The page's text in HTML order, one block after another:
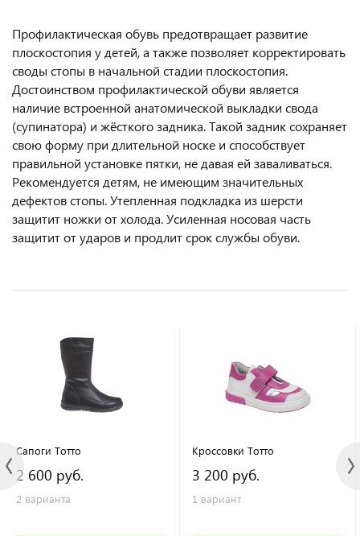
Профилактическая обувь предотвращает развитие
плоскостопия у детей, а также позволяет корректировать
своды стопы в начальной стадии плоскостопия.
Достоинством профилактической обуви является
наличие встроенной анатомической выкладки свода
(супинатора) и жёсткого задника. Такой задник сохраняет
свою форму при длительной носке и способствует
правильной установке пятки, не давая ей заваливаться.
Рекомендуется детям, не имеющим значительных
дефектов стопы. Утепленная подкладка из шерсти
защитит ножки от холода. Усиленная носовая часть
защитит от ударов и продлит срок службы обуви.
Сапоги Тотто
2 600 руб.
2 варианта
Кроссовки Тотто
3 200 руб.
1 вариант